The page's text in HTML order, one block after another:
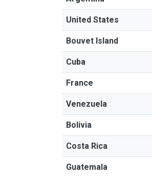
United States
Bouvet Island
Cuba
France
Venezuela
Bolivia
Costa Rica
Guatemala